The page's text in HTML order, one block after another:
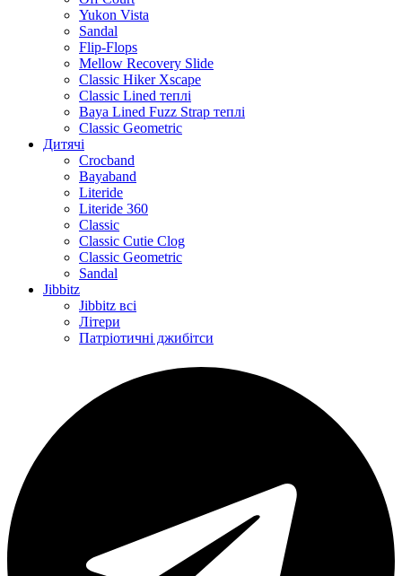
Yukon Vista
Sandal
Flip-Flops
Mellow Recovery Slide
Classic Hiker Xscape
Classic Lined теплі
Baya Lined Fuzz Strap теплі
Classic Geometric
Дитячі
Crocband
Bayaband
Literide
Literide 360
Classic
Classic Cutie Clog
Classic Geometric
Sandal
Jibbitz
Jibbitz всі
Літери
Патріотичні джибітси